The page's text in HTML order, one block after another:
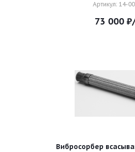
Артикул: 14-
73 000₽
Вибросорбер